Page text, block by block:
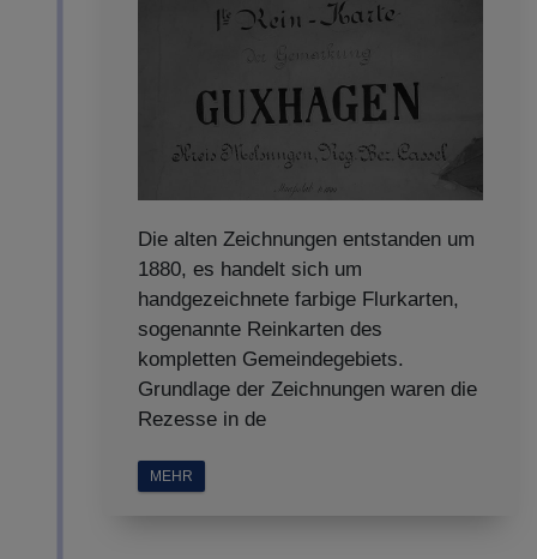
Die alten Zeichnungen entstanden um
1880, es handelt sich um
handgezeichnete farbige Flurkarten,
sogenannte Reinkarten des
kompletten Gemeindegebiets.
Grundlage der Zeichnungen waren die
Rezesse in de
MEHR